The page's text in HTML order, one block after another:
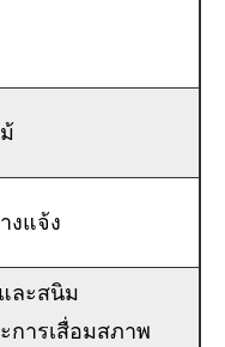
งแจ้ง
ละสนิม
ารเสื่อมสภาพ